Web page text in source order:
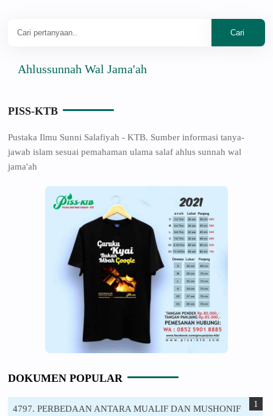
Wal Jama'ah
PISS-KTB
Pustaka Ilmu Sunni Salafiyah - KTB. Sumber informasi tanya-
jawab islam sesuai pemahaman ulama salaf ahlus sunnah wal
jama'ah
DOKUMEN POPULAR
4797. PERBEDAAN ANTARA MUALIF DAN MUSHONIF